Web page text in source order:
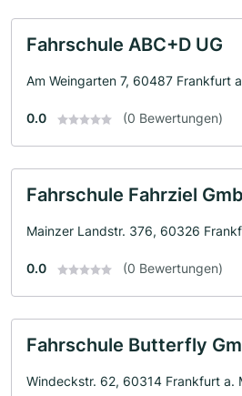
Fahrschule ABC+D UG
Am Weingarten 7, 60487 Frankfurt
0.0 (0 Bewertungen)
Fahrschule Fahrziel
Mainzer Landstr. 376, 60326
0.0 (0 Bewertungen)
Fahrschule Butterfly
Windeckstr. 62, 60314 Frankfurt a.